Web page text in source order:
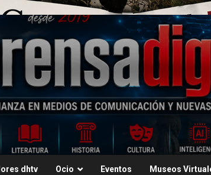
dhtv Ocio Eventos Museos